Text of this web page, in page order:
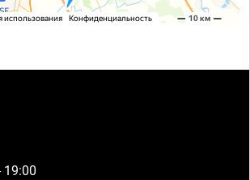
19:00